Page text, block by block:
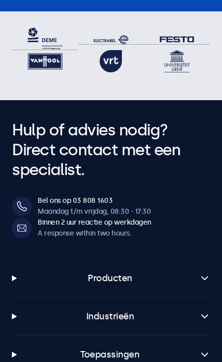
Hulp of advies nodig?
Direct contact met een
specialist.
Bel ons op 03 808 1603
Maandag t/m vrijdag, 08:30 - 17:30
Binnen 2 uur reactie op werkdagen
A response within two hours.
Producten
Industrieën
Toepassingen